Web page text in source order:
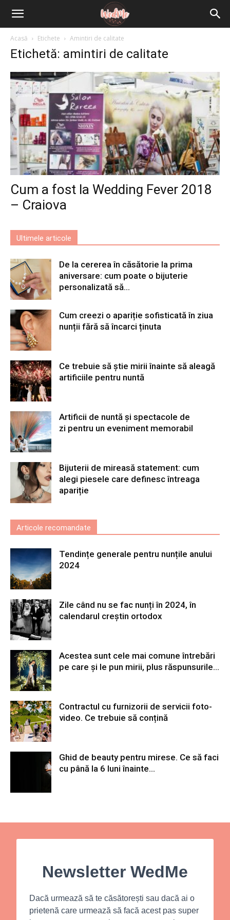
Acasă Etichete Amintiri de calitate
Etichetă: amintiri de calitate
Cum a fost la Wedding Fever 2018
– Craiova
Ultimele articole
De la cererea în căsătorie la prima
aniversare: cum poate o bijuterie
personalizată să...
Cum creezi o apariție sofisticată în ziua
nunții fără să încarci ținuta
Ce trebuie să știe mirii înainte să aleagă
artificiile pentru nuntă
Artificii de nuntă și spectacole de
zi pentru un eveniment memorabil
Bijuterii de mireasă statement: cum
alegi piesele care definesc întreaga
apariție
Articole recomandate
Tendințe generale pentru nunțile anului
2024
Zile când nu se fac nunți în 2024, în
calendarul creștin ortodox
Acestea sunt cele mai comune întrebări
pe care și le pun mirii, plus răspunsurile...
Contractul cu furnizorii de servicii foto-
video. Ce trebuie să conțină
Ghid de beauty pentru mirese. Ce să faci
cu până la 6 luni înainte...
Newsletter WedMe
Dacă urmează să te căsătorești sau dacă ai o
prietenă care urmează să facă acest pas super